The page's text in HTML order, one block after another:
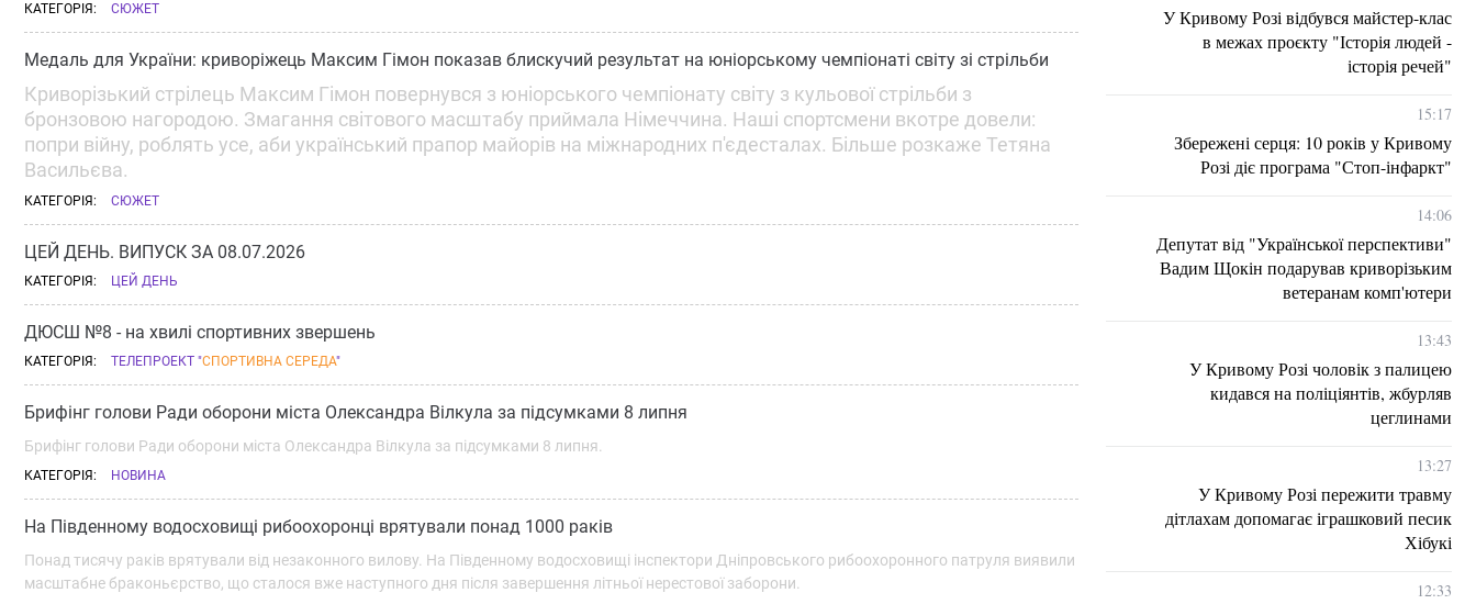
КАТЕГОРІЯ: СЮЖЕТ
Медаль для України: криворіжець Максим Гімон показав блискучий результат на юніорському чемпіонаті світу зі стрільби
Криворізький стрілець Максим Гімон повернувся з юніорського чемпіонату світу з кульової стрільби з
бронзовою нагородою. Змагання світового масштабу приймала Німеччина. Наші спортсмени вкотре довели:
попри війну, роблять усе, аби український прапор майорів на міжнародних п'єдесталах. Більше розкаже Тетяна
Васильєва.
КАТЕГОРІЯ: СЮЖЕТ
ЦЕЙ ДЕНЬ. ВИПУСК ЗА 08.07.2026
КАТЕГОРІЯ: ЦЕЙ ДЕНЬ
ДЮСШ №8 - на хвилі спортивних звершень
КАТЕГОРІЯ: ТЕЛЕПРОЕКТ "СПОРТИВНА СЕРЕДА"
Брифінг голови Ради оборони міста Олександра Вілкула за підсумками 8 липня
Брифінг голови Ради оборони міста Олександра Вілкула за підсумками 8 липня.
КАТЕГОРІЯ: НОВИНА
На Південному водосховищі рибоохоронці врятували понад 1000 раків
Понад тисячу раків врятували від незаконного вилову. На Південному водосховищі інспектори Дніпровського рибоохоронного патруля виявили
масштабне браконьєрство, що сталося вже наступного дня після завершення літньої нерестової заборони.
У Кривому Розі відбувся майстер-клас
в межах проєкту "Історія людей -
історія речей"
15:17
Збережені серця: 10 років у Кривому
Розі діє програма "Стоп-інфаркт"
14:06
Депутат від "Української перспективи"
Вадим Щокін подарував криворізьким
ветеранам комп'ютери
13:43
У Кривому Розі чоловік з палицею
кидався на поліціянтів, жбурляв
цеглинами
13:27
У Кривому Розі пережити травму
дітлахам допомагає іграшковий песик
Хібукі
12:33